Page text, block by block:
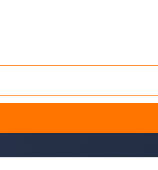
très apprécié pour son
extérieurs que des
de qualité, à proximité de chez